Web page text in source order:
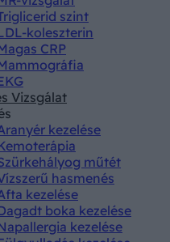
szint
koleszterin
CRP
Vizsgálat
kezelése
műtét
hasmenés
kezelése
boka kezelése
kezelése